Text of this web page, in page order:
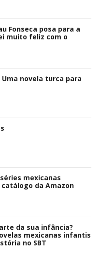
Fonseca posa para a
muito feliz com o
Uma novela turca para
mexicanas
da Amazon
da sua infância?
mexicanas infantis
no SBT